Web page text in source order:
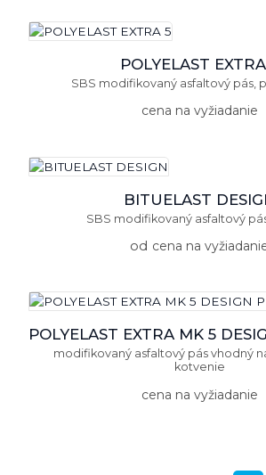
POLYELAST
SBS modifikovaný asfaltový pás,
cena na vyžiadanie
BITUELAST
SBS modifikovaný asfaltový
od cena na
POLYELAST EXTRA MK 5
modifikovaný asfaltový pás vhodný
kotvenie
cena na vyžiadanie